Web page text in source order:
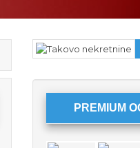
PREMIUM